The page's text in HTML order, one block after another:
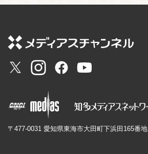
〒477-0031 愛知県東海市大田町下浜田165番地